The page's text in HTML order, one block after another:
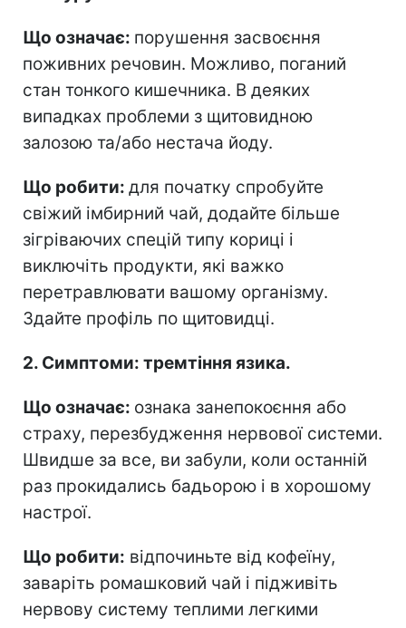
Що означає: порушення засвоєння
поживних речовин. Можливо, поганий
стан тонкого кишечника. В деяких
випадках проблеми з щитовидною
залозою та/або нестача йоду.
Що робити: для початку спробуйте
свіжий імбирний чай, додайте більше
зігріваючих спецій типу кориці і
виключіть продукти, які важко
перетравлювати вашому організму.
Здайте профіль по щитовидці.⠀
2. Симптоми: тремтіння язика.
Що означає: ознака занепокоєння або
страху, перезбудження нервової системи.
Швидше за все, ви забули, коли останній
раз прокидались бадьорою і в хорошому
настрої.
Що робити: відпочиньте від кофеїну,
заваріть ромашковий чай і підживіть
нервову систему теплими легкими